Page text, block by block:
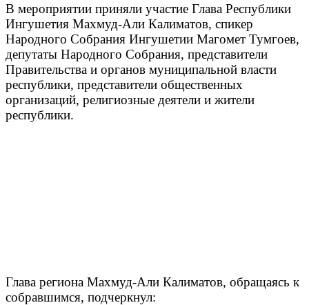
В мероприятии приняли участие Глава Республики
Ингушетия Махмуд-Али Калиматов, спикер
Народного Собрания Ингушетии Магомет Тумгоев,
депутаты Народного Собрания, представители
Правительства и органов муниципальной власти
республики, представители общественных
организаций, религиозные деятели и жители
республики.
Глава региона Махмуд-Али Калиматов, обращаясь к
собравшимся, подчеркнул: